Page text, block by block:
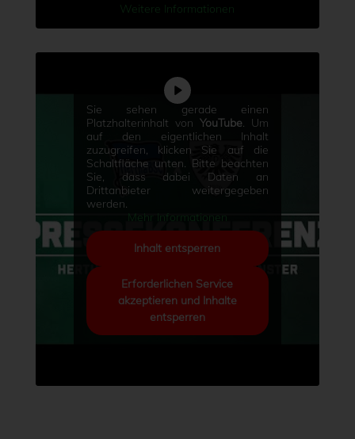
Weitere Informationen
Sie sehen gerade einen
Platzhalterinhalt vonYouTube. Um
auf den eigentlichen Inhalt
zuzugreifen, klicken Sie auf die
Schaltfläche unten. Bitte beachten
Sie, dass dabei Daten an
Drittanbieter weitergegeben
werden.
Mehr Informationen
Inhalt entsperren
Erforderlichen Service
akzeptieren und Inhalte
entsperren